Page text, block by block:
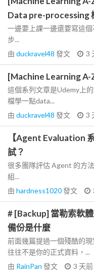
Data pre-processing
一邊要上課一邊還要寫這
步...
由 duckravel48 發文 3
[Machine Learning A-
這個系列文章是Udemy上
檔學一點data...
由 duckravel48 發文 3
【Agent Evaluation
試？
很多團隊評估 Agent 的方
組...
由 hardness1020發文
# [Backup] 當勒索軟
備份是什麼
前面幾篇提過一個殘酷的
往往不是你的正式資料，...
由 RainPan 發文 3 天前